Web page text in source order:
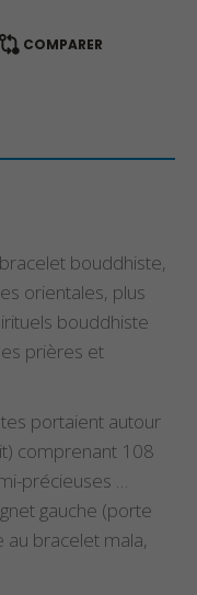
COMPARER
bouddhiste,
orientales, plus
bouddhiste
prières et
portaient autour
comprenant 108
précieuses …
gauche (porte
au bracelet mala,